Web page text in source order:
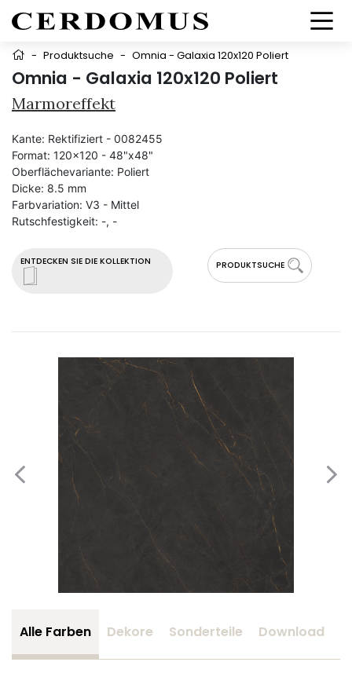
- Produktsuche - Omnia - Galaxia 120x120 Poliert
Omnia - Galaxia 120x120 Poliert
Marmoreffekt
ENTDECKEN SIE DIE KOLLEKTION PRODUKTSUCHE
Kante: Rektifiziert - 0082455
Format: 120x120 - 48"x48"
Oberflächevariante: Poliert
Dicke: 8.5 mm
Farbvariation: V3 - Mittel
Rutschfestigkeit: -, -
Alle Farben Dekore Sonderteile Download